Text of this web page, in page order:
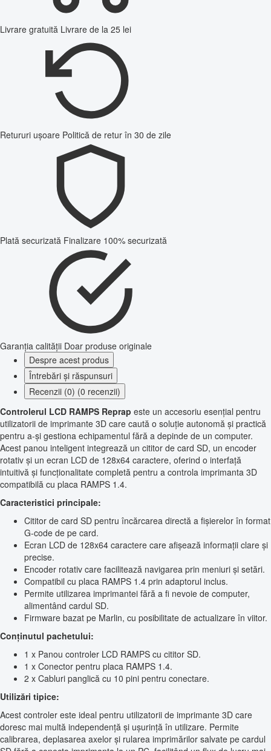
Livrare gratuită Livrare de la 25 lei
Retururi ușoare Politică de retur în 30 de zile
Plată securizată Finalizare 100% securizată
Garanția calității Doar produse originale
Despre acest produs
Întrebări și răspunsuri
Recenzii (0) (0 recenzii)
Controlerul LCD RAMPS Reprap este un accesoriu esențial pentru
utilizatorii de imprimante 3D care caută o soluție autonomă și practică
pentru a-și gestiona echipamentul fără a depinde de un computer.
Acest panou inteligent integrează un cititor de card SD, un encoder
rotativ și un ecran LCD de 128x64 caractere, oferind o interfață
intuitivă și funcționalitate completă pentru a controla imprimanta 3D
compatibilă cu placa RAMPS 1.4.
Caracteristici principale:
Cititor de card SD pentru încărcarea directă a fișierelor în format
G-code de pe card.
Ecran LCD de 128x64 caractere care afișează informații clare și
precise.
Encoder rotativ care facilitează navigarea prin meniuri și setări.
Compatibil cu placa RAMPS 1.4 prin adaptorul inclus.
Permite utilizarea imprimantei fără a fi nevoie de computer,
alimentând cardul SD.
Firmware bazat pe Marlin, cu posibilitate de actualizare în viitor.
Conținutul pachetului:
1 x Panou controler LCD RAMPS cu cititor SD.
1 x Conector pentru placa RAMPS 1.4.
2 x Cabluri panglică cu 10 pini pentru conectare.
Utilizări tipice:
Acest controler este ideal pentru utilizatorii de imprimante 3D care
doresc mai multă independență și ușurință în utilizare. Permite
calibrarea, deplasarea axelor și rularea imprimărilor salvate pe cardul